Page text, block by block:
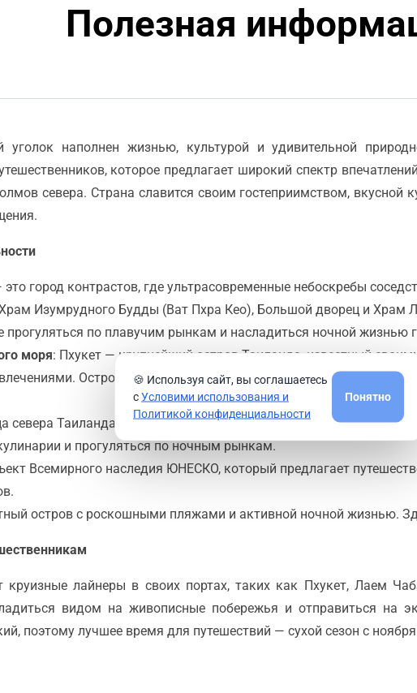
Полезная
наполнен жизнью, культурой и удивительной
которое предлагает широкий спектр
севера. Страна славится своим гостеприимством, вкусной
город контрастов, где ультрасовременные небоскребы
Изумрудного Будды (Ват Пхра Кео), Большой дворец и Храм
прогуляться по плавучим рынкам и насладиться ночной жизнью
моря: Пхукет — крупнейший остров Таиланда, известный
Острова, такие как Пхи-Пхи и Симиланские острова,
севера Таиланда, где путешественники могут посетить
и прогуляться по ночным рынкам.
Всемирного наследия ЮНЕСКО, который предлагает
остров с роскошными пляжами и активной ночной жизнью.
лайнеры в своих портах, таких как Пхукет, Лаем
видом на живописные побережья и отправиться на
поэтому лучшее время для путешествий — сухой сезон с
🍪 Используя сайт, вы соглашаетесь
сУсловими использования и
Политикой конфиденциальности
Понятно